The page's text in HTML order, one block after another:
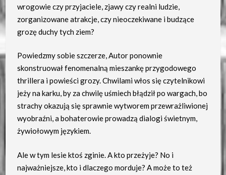
wrogowie czy przyjaciele, zjawy czy realni ludzie,
zorganizowane atrakcje, czy nieoczekiwane i budzące
grozę duchy tych ziem?
Powiedzmy sobie szczerze, Autor ponownie
skonstruował fenomenalną mieszankę przygodowego
thrillera i powieści grozy. Chwilami włos się czytelnikowi
jeży na karku, by za chwilę uśmiech błądził po wargach, bo
strachy okazują się sprawnie wytworem przewrażliwionej
wyobraźni, a bohaterowie prowadzą dialogi świetnym,
żywiołowym językiem.
Ale w tym lesie ktoś zginie. A kto przeżyje? No i
najważniejsze, kto i dlaczego morduje? A może to też